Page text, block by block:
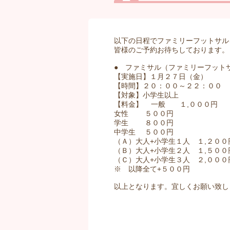
以下の日程でファミリーフットサ
皆様のご予約お待ちしております。
● ファミサル（ファミリーフット
【実施日】１月２７日（金）
【時間】２０：００～２２：００
【対象】小学生以上
【料金】 一般 １,０００円
女性 ５００円
学生 ８００円
中学生 ５００円
（Ａ）大人+小学生１人 １,２０
（Ｂ）大人+小学生２人 １,５０
（Ｃ）大人+小学生３人 ２,００
※ 以降全て+５００円
以上となります。宜しくお願い致